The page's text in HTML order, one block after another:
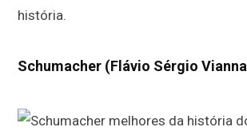
história.
Schumacher (Flávio Sérgio